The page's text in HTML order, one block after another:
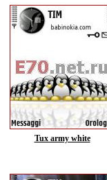
Tux army white